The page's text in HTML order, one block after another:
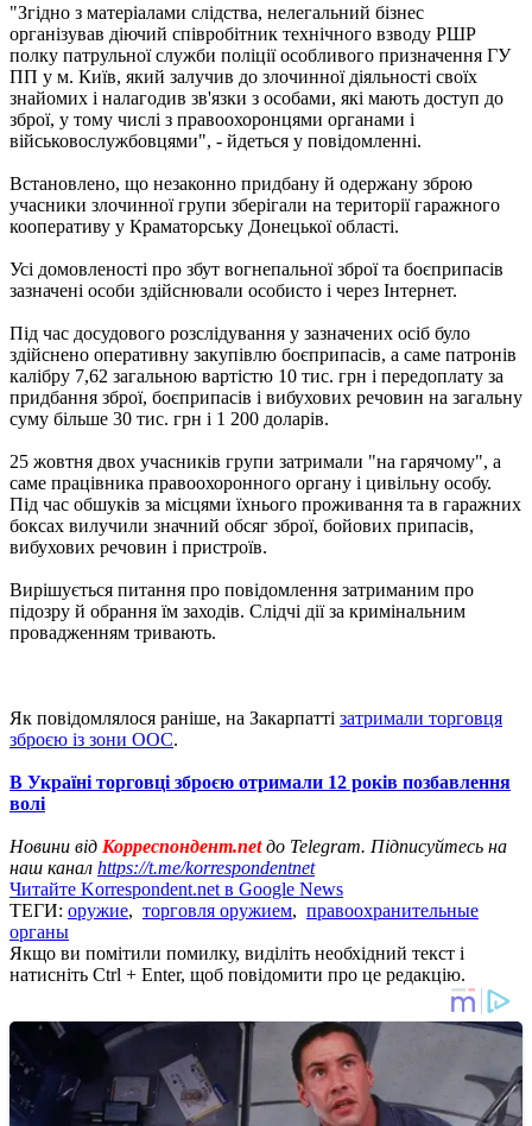
"Згідно з матеріалами слідства, нелегальний бізнес
організував діючий співробітник технічного взводу РШР
полку патрульної служби поліції особливого призначення ГУ
ПП у м. Київ, який залучив до злочинної діяльності своїх
знайомих і налагодив зв'язки з особами, які мають доступ до
зброї, у тому числі з правоохоронцями органами і
військовослужбовцями", - йдеться у повідомленні.
Встановлено, що незаконно придбану й одержану зброю
учасники злочинної групи зберігали на території гаражного
кооперативу у Краматорську Донецької області.
Усі домовленості про збут вогнепальної зброї та боєприпасів
зазначені особи здійснювали особисто і через Інтернет.
Під час досудового розслідування у зазначених осіб було
здійснено оперативну закупівлю боєприпасів, а саме патронів
калібру 7,62 загальною вартістю 10 тис. грн і передоплату за
придбання зброї, боєприпасів і вибухових речовин на загальну
суму більше 30 тис. грн і 1 200 доларів.
25 жовтня двох учасників групи затримали "на гарячому", а
саме працівника правоохоронного органу і цивільну особу.
Під час обшуків за місцями їхнього проживання та в гаражних
боксах вилучили значний обсяг зброї, бойових припасів,
вибухових речовин і пристроїв.
Вирішується питання про повідомлення затриманим про
підозру й обрання їм заходів. Слідчі дії за кримінальним
провадженням тривають.
Як повідомлялося раніше, на Закарпатті затримали торговця
зброєю із зони ООС.
В Україні торговці зброєю отримали 12 років позбавлення
волі
Новини від Корреспондент.netдо Telegram. Підписуйтесь на
наш канал https://t.me/korrespondentnet
Читайте Korrespondent.net в Google News
ТЕГИ: оружие, торговля оружием, правоохранительные
органы
Якщо ви помітили помилку, виділіть необхідний текст і
натисніть Ctrl + Enter, щоб повідомити про це редакцію.